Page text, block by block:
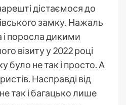
дістаємося до
замку. Нажаль
і поросла дикими
візиту у 2022 році
було не так і просто. А
Насправді від
так і багацько лише